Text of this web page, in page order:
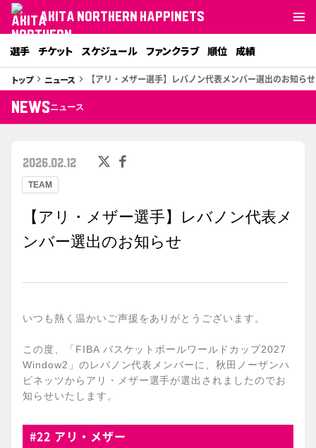
AKITA NORTHERN HAPPINETS
選手 チケット スケジュール ファンクラブ 順位 成績
トップkeyboard_arrow_right ニュース keyboard_arrow_right 【アリ・メザー選手】レバノン代表メンバー選出のお知らせ
NEWSニュース
TEAM
2026.02.12
【アリ・メザー選手】レバノン代表メ
ンバー選出のお知らせ
いつも熱く温かいご声援をありがとうございます。
この度、「FIBA バスケットボールワールドカップ2027
Window2」のレバノン代表メンバーに、秋田ノーザンハ
ピネッツからアリ・メザー選手が選出されましたのでお
知らせいたします。
#22 アリ・メザー